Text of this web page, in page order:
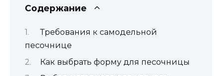
Содержание
Требования к самодельной
песочнице
Как выбрать форму для песочницы